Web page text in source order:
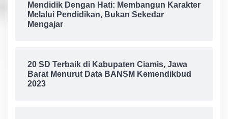
Mendidik Dengan Hati: Membangun Karakter
Melalui Pendidikan, Bukan Sekedar
Mengajar
20 SD Terbaik di Kabupaten Ciamis, Jawa
Barat Menurut Data BANSM Kemendikbud
2023